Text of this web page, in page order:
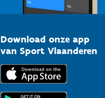
Download onze app
van Sport Vlaanderen